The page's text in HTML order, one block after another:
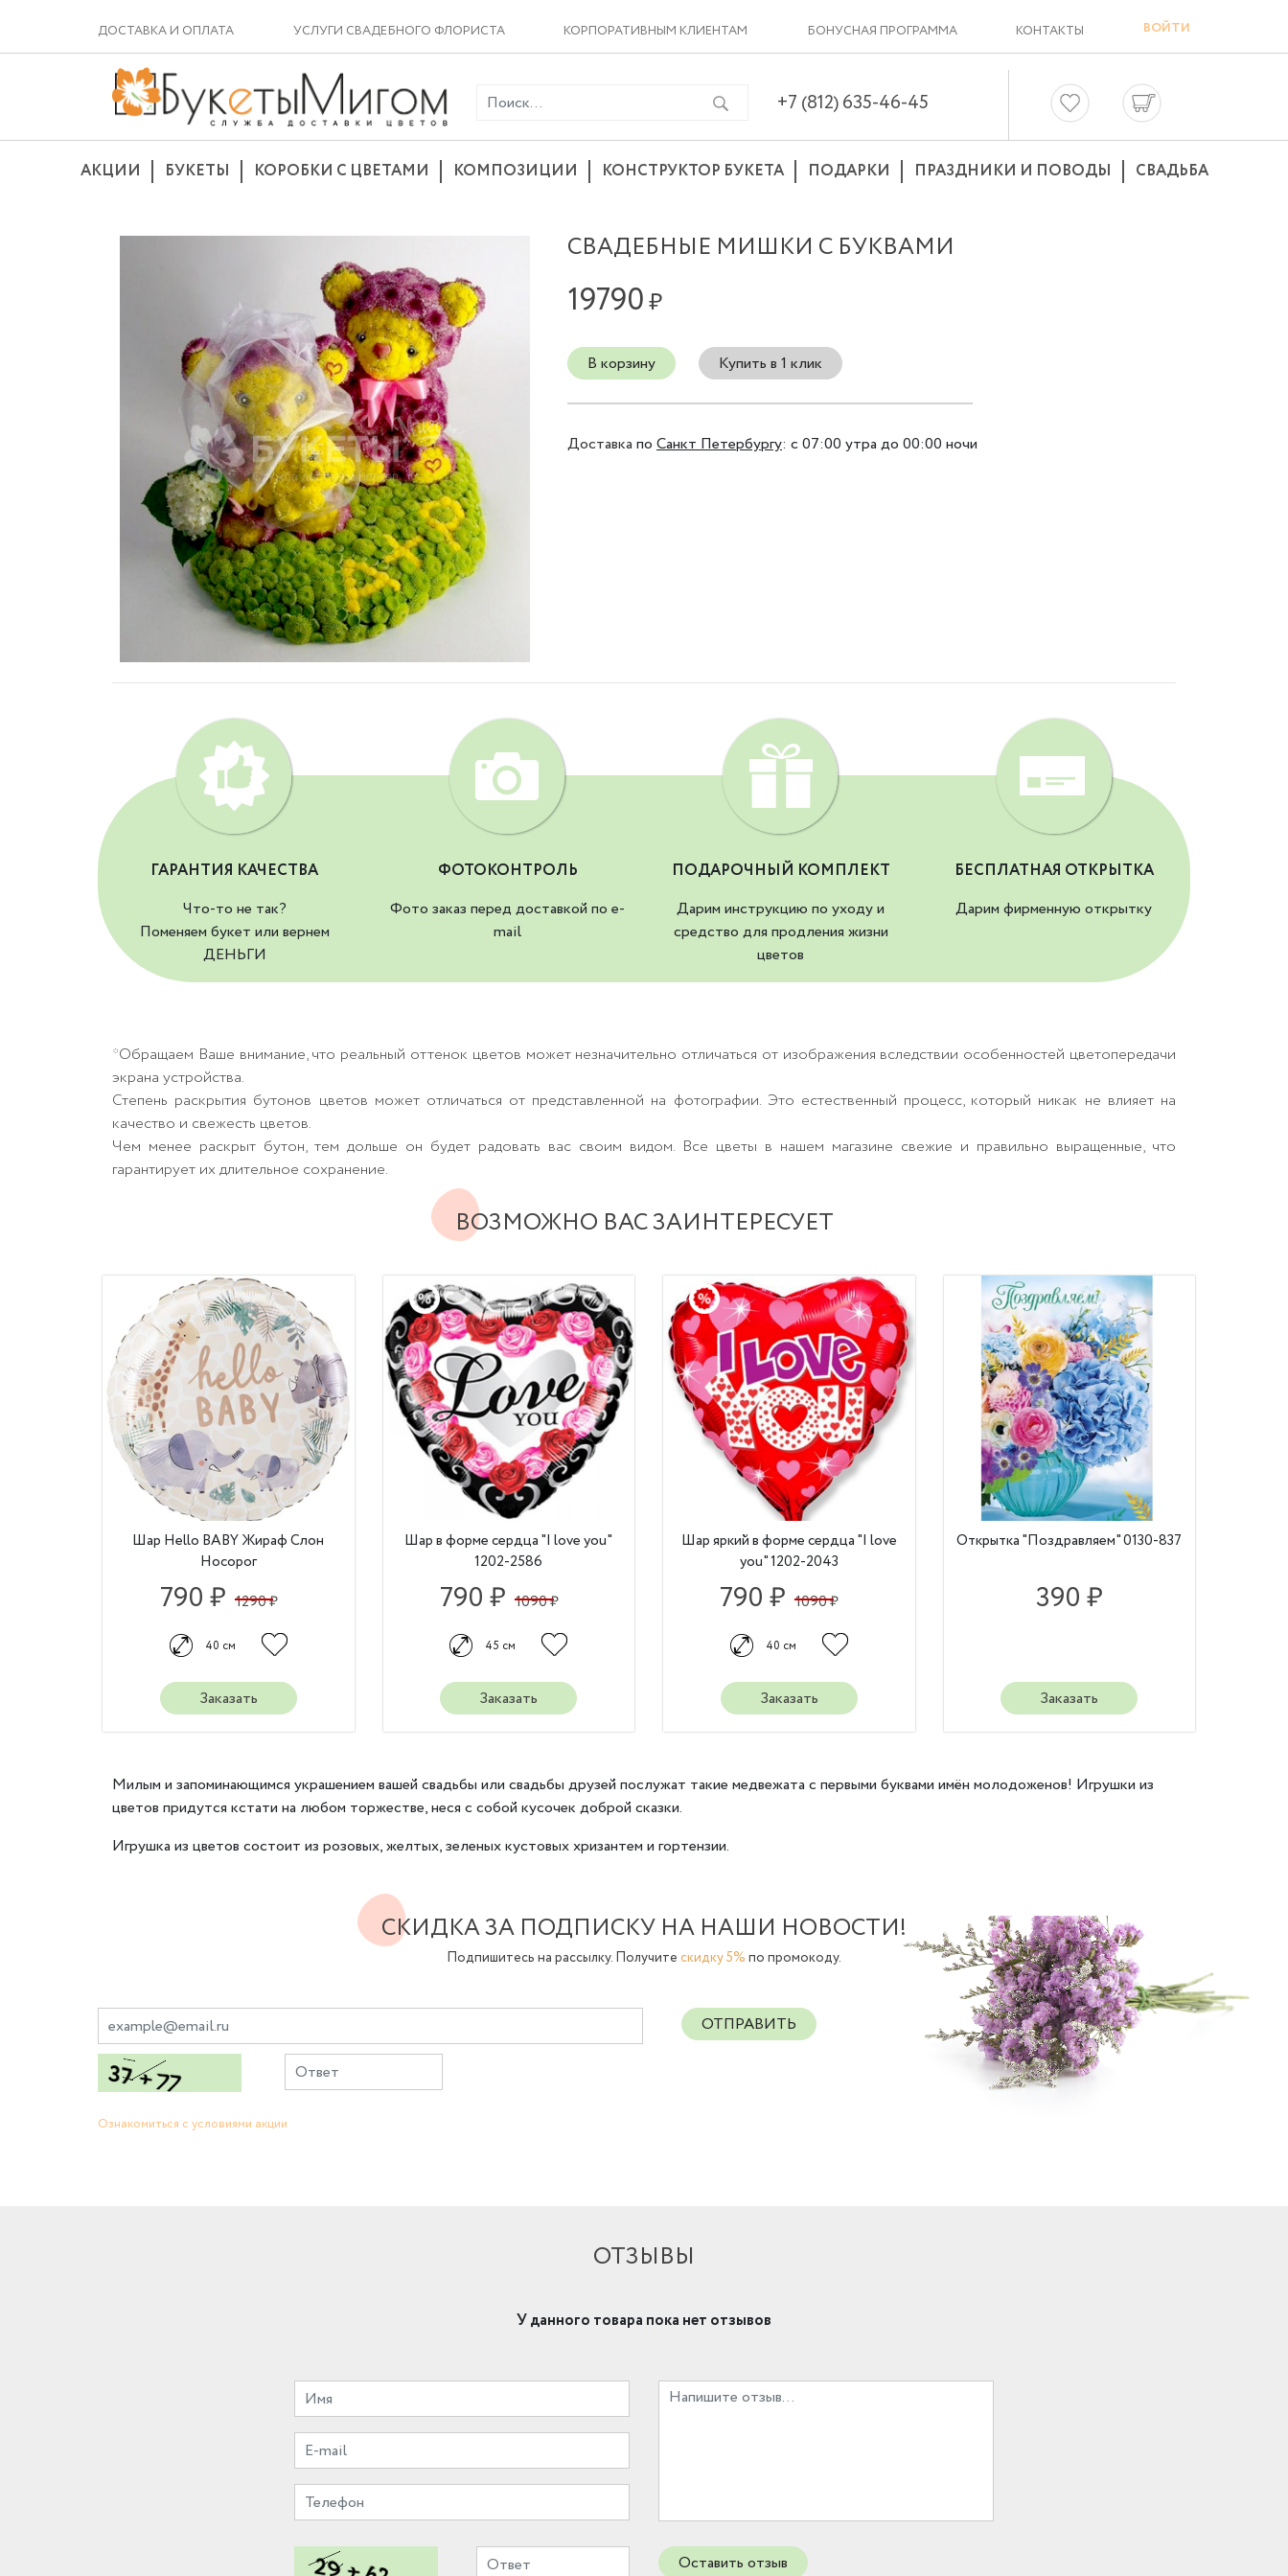
ДОСТАВКА И ОПЛАТА УСЛУГИ СВАДЕБНОГО ФЛОРИСТА КОРПОРАТИВНЫМ КЛИЕНТАМ БОНУСНАЯ ПРОГРАММА КОНТАКТЫ ВОЙТИ
+7 (812) 635-46-45
АКЦИИ БУКЕТЫ КОРОБКИ С ЦВЕТАМИ КОМПОЗИЦИИ КОНСТРУКТОР БУКЕТА ПОДАРКИ ПРАЗДНИКИ И ПОВОДЫ СВАДЬБА
СВАДЕБНЫЕ МИШКИ С БУКВАМИ
19790₽
В корзину Купить в 1 клик
Доставка по Санкт Петербургу: с 07:00 утра до 00:00 ночи
ГАРАНТИЯ КАЧЕСТВА
Что-то не так?
Поменяем букет или вернем
ДЕНЬГИ
ФОТОКОНТРОЛЬ
Фото заказ перед доставкой по e-
mail
ПОДАРОЧНЫЙ КОМПЛЕКТ
Дарим инструкцию по уходу и
средство для продления жизни
цветов
БЕСПЛАТНАЯ ОТКРЫТКА
Дарим фирменную открытку
*Обращаем Ваше внимание, что реальный оттенок цветов может незначительно отличаться от изображения вследствии особенностей цветопередачи
экрана устройства.
Степень раскрытия бутонов цветов может отличаться от представленной на фотографии. Это естественный процесс, который никак не влияет на
качество и свежесть цветов.
Чем менее раскрыт бутон, тем дольше он будет радовать вас своим видом. Все цветы в нашем магазине свежие и правильно выращенные, что
гарантирует их длительное сохранение.
ВОЗМОЖНО ВАС ЗАИНТЕРЕСУЕТ
Шар Hello BABY Жираф Слон
Носорог
790 ₽ 1290 ₽
40 см
Заказать
Шар в форме сердца "I love you"
1202-2586
790 ₽ 1090 ₽
45 см
Заказать
Шар яркий в форме сердца "I love
you" 1202-2043
790 ₽ 1090 ₽
40 см
Заказать
Открытка "Поздравляем" 0130-837
390 ₽
Заказать
Милым и запоминающимся украшением вашей свадьбы или свадьбы друзей послужат такие медвежата с первыми буквами имён молодоженов! Игрушки из
цветов придутся кстати на любом торжестве, неся с собой кусочек доброй сказки.
Игрушка из цветов состоит из розовых, желтых, зеленых кустовых хризантем и гортензии.
СКИДКА ЗА ПОДПИСКУ НА НАШИ НОВОСТИ!
Подпишитесь на рассылку. Получите скидку 5% по промокоду.
ОТПРАВИТЬ
Ознакомиться с условиями акции
ОТЗЫВЫ
У данного товара пока нет отзывов
Оставить отзыв